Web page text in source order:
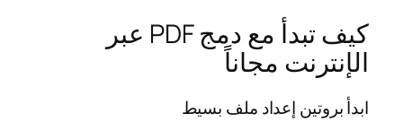
كيف تبدأ مع دمج PDF عبر
الإنترنت مجاناً
ابدأ بروتين إعداد ملف بسيط